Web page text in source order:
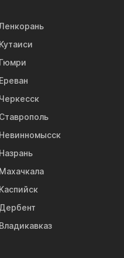
Кутаиси
Гюмри
Ереван
Черкесск
Ставрополь
Невинномысск
Назрань
Махачкала
Каспийск
Дербент
Владикавказ